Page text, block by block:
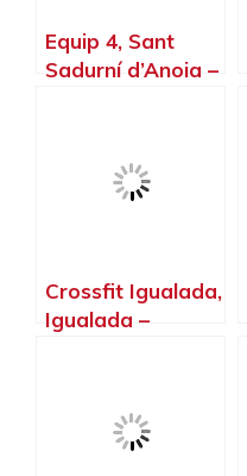
Equip 4, Sant
Sadurní d’Anoia –
Crossfit Igualada,
Igualada –